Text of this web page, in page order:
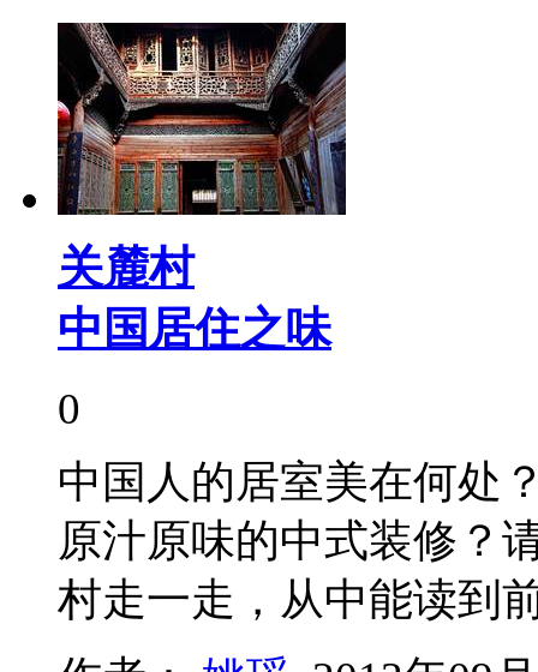
关麓村
中国居住之味
0
中国人的居室美在何处
原汁原味的中式装修？
村走一走，从中能读